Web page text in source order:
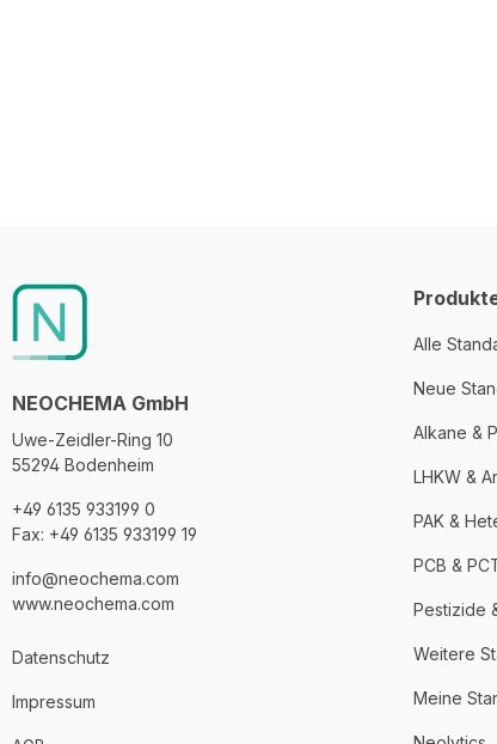
NEOCHEMA GmbH
Uwe-Zeidler-Ring 10
55294 Bodenheim
+49 6135 933199 0
Fax: +49 6135 933199 19
info@neochema.com
www.neochema.com
Datenschutz
Impressum
Alle
Neue
Alkane &
LHKW &
PAK &
PCB &
Pestizide
Weitere
Meine